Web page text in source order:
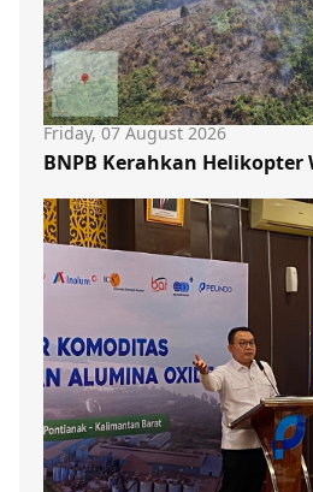
Friday, 07 August 2026
BNPB Kerahkan Helikopter